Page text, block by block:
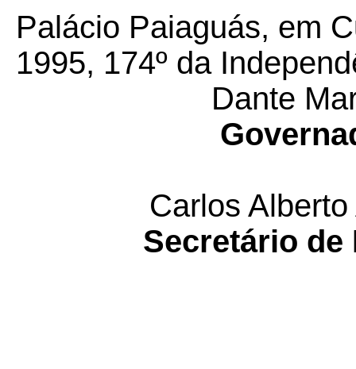
Palácio Paiaguás, em
1995, 174º da
Dante
Carlos
Secretário de